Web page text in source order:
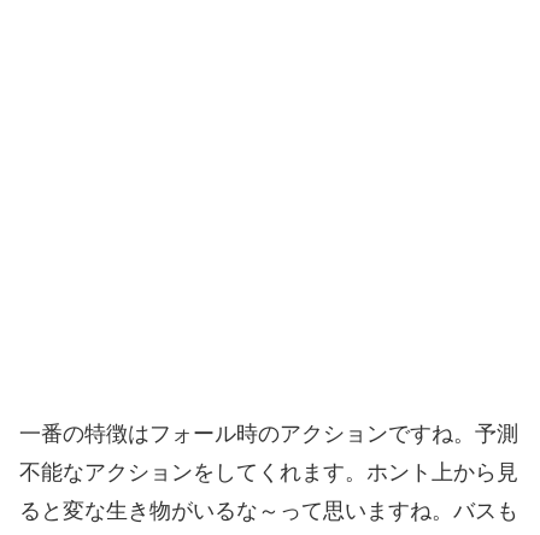
一番の特徴はフォール時のアクションですね。予測
不能なアクションをしてくれます。ホント上から見
ると変な生き物がいるな～って思いますね。バスも